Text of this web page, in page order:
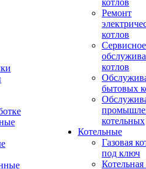
котлов
Ремонт
котлов
Сервисное
котлов
бытовых
котельных
Котельные
Газовая
под ключ